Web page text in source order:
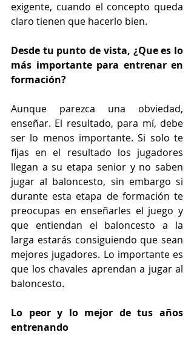
exigente, cuando el concepto queda
claro tienen que hacerlo bien.
Desde tu punto de vista, ¿Que es lo
más importante para entrenar en
formación?
Aunque parezca una obviedad,
enseñar. El resultado, para mí, debe
ser lo menos importante. Si solo te
fijas en el resultado los jugadores
llegan a su etapa senior y no saben
jugar al baloncesto, sin embargo si
durante esta etapa de formación te
preocupas en enseñarles el juego y
que entiendan el baloncesto a la
larga estarás consiguiendo que sean
mejores jugadores. Lo importante es
que los chavales aprendan a jugar al
baloncesto.
Lo peor y lo mejor de tus años
entrenando